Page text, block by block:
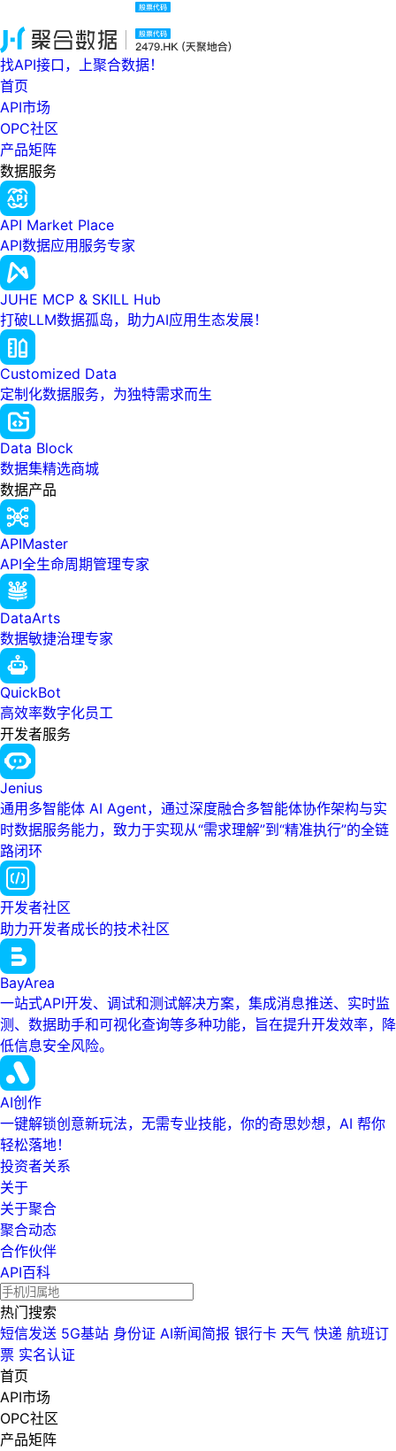
找API接口，上聚合数据！
首页
API市场
OPC社区
产品矩阵
数据服务
API Market Place
API数据应用服务专家
JUHE MCP & SKILL Hub
打破LLM数据孤岛，助力AI应用生态发展！
Customized Data
定制化数据服务，为独特需求而生
Data Block
数据集精选商城
数据产品
APIMaster
API全生命周期管理专家
DataArts
数据敏捷治理专家
QuickBot
高效率数字化员工
开发者服务
Jenius
通用多智能体 AI Agent，通过深度融合多智能体协作架构与实
时数据服务能力，致力于实现从“需求理解”到“精准执行”的全链
路闭环
开发者社区
助力开发者成长的技术社区
BayArea
一站式API开发、调试和测试解决方案，集成消息推送、实时监
测、数据助手和可视化查询等多种功能，旨在提升开发效率，降
低信息安全风险。
AI创作
一键解锁创意新玩法，无需专业技能，你的奇思妙想，AI 帮你
轻松落地！
投资者关系
关于
关于聚合
聚合动态
合作伙伴
API百科
热门搜索
短信发送 5G基站 身份证 AI新闻简报 银行卡 天气 快递 航班订
票 实名认证
首页
API市场
OPC社区
产品矩阵